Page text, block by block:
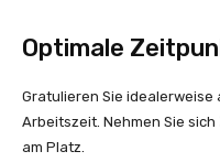
Optimale
Gratulieren Sie idealerweise
Arbeitszeit. Nehmen Sie sich
am Platz.